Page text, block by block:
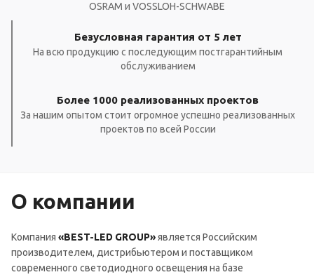
OSRAM и VOSSLOH-SCHWABE
Безусловная гарантия от 5 лет
На всю продукцию с последующим постгарантийным
обслуживанием
Более 1000 реализованных проектов
За нашим опытом стоит огромное успешно реализованных
проектов по всей России
О компании
Компания «BEST-LED GROUP»является Российским
производителем, дистрибьютером и поставщиком
современного светодиодного освещения на базе